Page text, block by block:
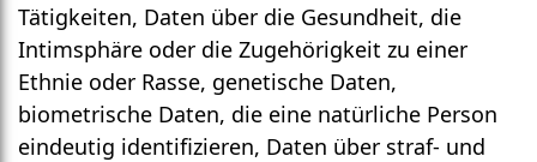
Tätigkeiten, Daten über die Gesund­heit, die
Intim­sphäre oder die Zugehörigkeit zu einer
Ethnie oder Rasse, genetische Daten,
biometrische Daten, die eine natürliche Person
eindeutig identifizieren, Daten über straf- und